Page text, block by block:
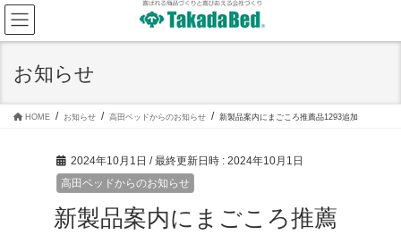
コ
テ
ン
ナ
ゲ
ー
お知らせ
HOME お知らせ 高田ベッドからのお知らせ 新製品案内にまごころ推薦品1293追加
2024年10月1日 / 最終更新日時 : 2024年10月1日
高田ベッドからのお知らせ
新製品案内にまごころ推薦